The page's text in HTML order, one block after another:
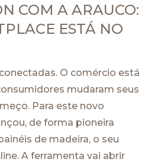
COM A ARAUCO:
ESTÁ NO
O comércio está
mudaram seus
Para este novo
de forma pioneira
de madeira, o seu
A ferramenta vai abrir